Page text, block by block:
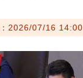
2026/07/16 14:00